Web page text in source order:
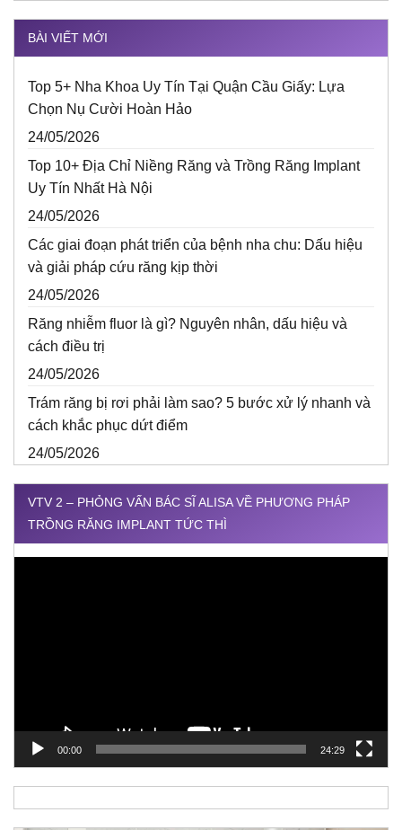
BÀI VIẾT MỚI
Top 5+ Nha Khoa Uy Tín Tại Quận Cầu Giấy: Lựa
Chọn Nụ Cười Hoàn Hảo
24/05/2026
Top 10+ Địa Chỉ Niềng Răng và Trồng Răng Implant
Uy Tín Nhất Hà Nội
24/05/2026
Các giai đoạn phát triển của bệnh nha chu: Dấu hiệu
và giải pháp cứu răng kịp thời
24/05/2026
Răng nhiễm fluor là gì? Nguyên nhân, dấu hiệu và
cách điều trị
24/05/2026
Trám răng bị rơi phải làm sao? 5 bước xử lý nhanh và
cách khắc phục dứt điểm
24/05/2026
VTV 2 – PHỎNG VẤN BÁC SĨ ALISA VỀ PHƯƠNG PHÁP
TRỒNG RĂNG IMPLANT TỨC THÌ
00:00 24:29